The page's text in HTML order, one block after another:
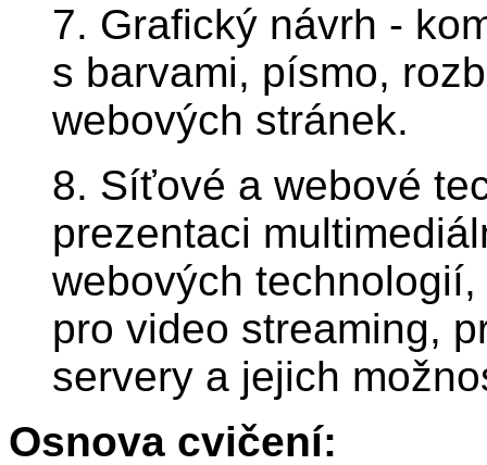
7. Grafický návrh -
s barvami, písmo,
webových stránek.
8. Síťové a webové
prezentaci
webových
pro video streaming,
servery a jejich
Osnova cvičení: